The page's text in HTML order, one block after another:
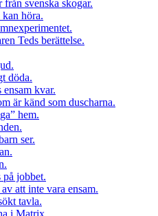
svenska skogar.
höra.
Teds berättelse.
döda.
kvar.
är känd som duscharna.
hem.
ser.
på jobbet.
att inte vara ensam.
tavla.
i Matrix.